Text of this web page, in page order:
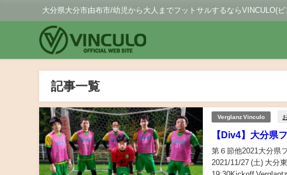
大分県大分市由布市/幼児から大人までフットサルするならVINCULO(ビ
記事一覧
Verglanz Vinculo
【Div4】大分県
第６節他2021大分県
2021/11/27 (土) 大分東フットサルパ